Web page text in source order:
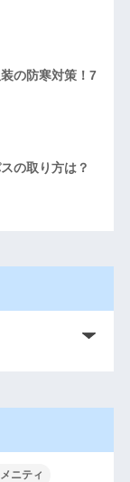
の防寒対策！7
の取り方は？
ニティ